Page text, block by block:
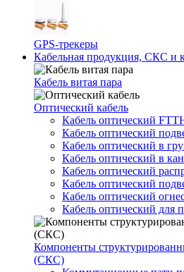
GPS-трекеры
Кабельная продукция, СКС
Кабель витая пара
Оптический кабель
Кабель оптический
Кабель оптический
Кабель оптический в
Кабель оптический в
Кабель оптический
Кабель оптический
Кабель оптический
Кабель оптический для
Компоненты
(СКС)